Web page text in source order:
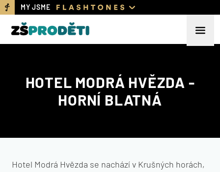
MY JSME
HOTEL MODRÁ HVĚZDA -
HORNÍ BLATNÁ
Hotel Modrá Hvězda se nachází v Krušných horách,